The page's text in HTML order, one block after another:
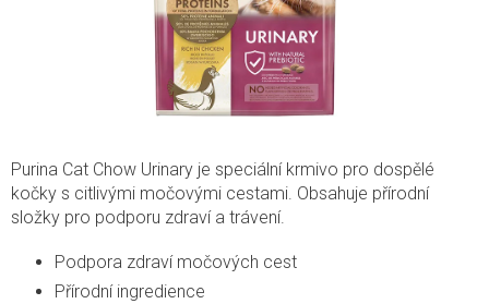
Purina Cat Chow Urinary je speciální krmivo pro dospělé
kočky s citlivými močovými cestami. Obsahuje přírodní
složky pro podporu zdraví a trávení.
Podpora zdraví močových cest
Přírodní ingredience